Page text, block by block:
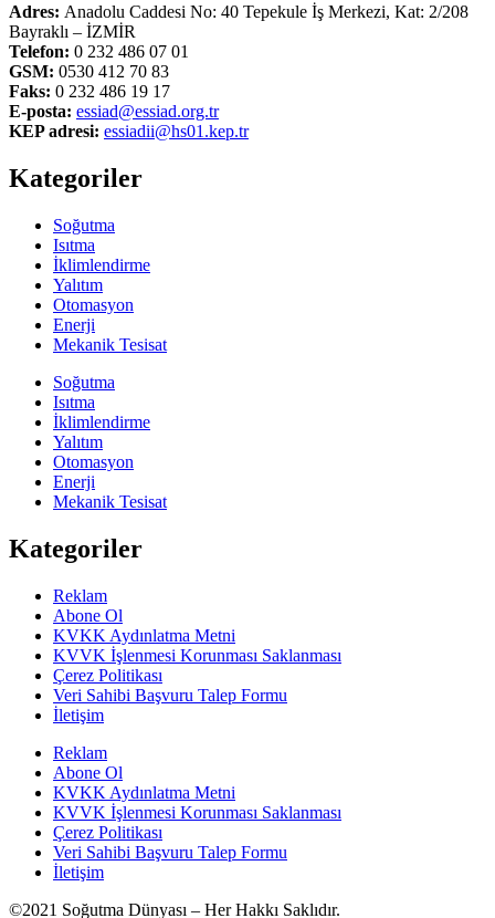
Adres: Anadolu Caddesi No: 40 Tepekule İş Merkezi, Kat: 2/208
Bayraklı – İZMİR
Telefon: 0 232 486 07 01
GSM: 0530 412 70 83
Faks: 0 232 486 19 17
E-posta: essiad@essiad.org.tr
KEP adresi: essiadii@hs01.kep.tr
Kategoriler
Soğutma
Isıtma
İklimlendirme
Yalıtım
Otomasyon
Enerji
Mekanik Tesisat
Soğutma
Isıtma
İklimlendirme
Yalıtım
Otomasyon
Enerji
Mekanik Tesisat
Kategoriler
Reklam
Abone Ol
KVKK Aydınlatma Metni
KVVK İşlenmesi Korunması Saklanması
Çerez Politikası
Veri Sahibi Başvuru Talep Formu
İletişim
Reklam
Abone Ol
KVKK Aydınlatma Metni
KVVK İşlenmesi Korunması Saklanması
Çerez Politikası
Veri Sahibi Başvuru Talep Formu
İletişim
©2021 Soğutma Dünyası – Her Hakkı Saklıdır.